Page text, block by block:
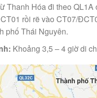
Thanh Hóa đi theo
rồi rẽ vào CT07/
phố Thái Nguyên.
Khoảng 3,5 – 4 giờ di